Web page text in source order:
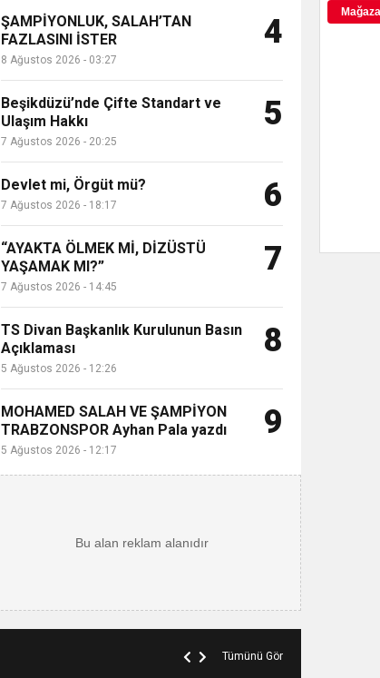
ŞAMPİYONLUK, SALAH’TAN
FAZLASINI İSTER
8 Ağustos 2026 - 03:27
4
Beşikdüzü’nde Çifte Standart ve
Ulaşım Hakkı
7 Ağustos 2026 - 20:25
5
Devlet mi, Örgüt mü?
7 Ağustos 2026 - 18:17 6
“AYAKTA ÖLMEK Mİ, DİZÜSTÜ
YAŞAMAK MI?”
7 Ağustos 2026 - 14:45
7
TS Divan Başkanlık Kurulunun Basın
Açıklaması
5 Ağustos 2026 - 12:26
8
MOHAMED SALAH VE ŞAMPİYON
TRABZONSPOR Ayhan Pala yazdı
5 Ağustos 2026 - 12:17
9
Tümünü Gör